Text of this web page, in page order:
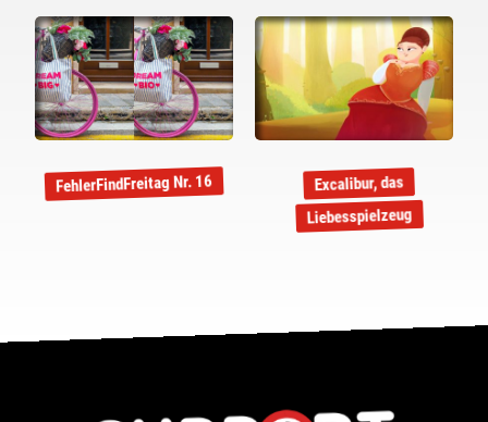
FehlerFindFreitag Nr. 16 Excalibur, das
Liebesspielzeug